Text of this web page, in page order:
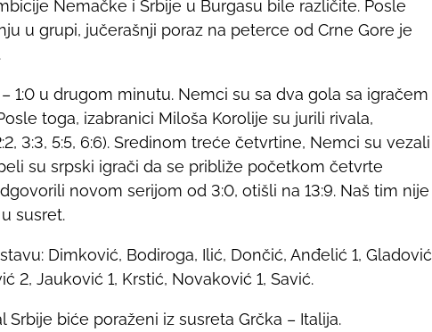
Nemačke i Srbije u Burgasu bile različite. Posle
u grupi, jučerašnji poraz na peterce od Crne Gore je
1:0 u drugom minutu. Nemci su sa dva gola sa igračem
toga, izabranici Miloša Korolije su jurili rivala,
3:3, 5:5, 6:6). Sredinom treće četvrtine, Nemci su vezali
su srpski igrači da se približe početkom četvrte
novom serijom od 3:0, otišli na 13:9. Naš tim nije
susret.
Dimković, Bodiroga, Ilić, Dončić, Anđelić 1, Gladović
2, Jauković 1, Krstić, Novaković 1, Savić.
biće poraženi iz susreta Grčka – Italija.